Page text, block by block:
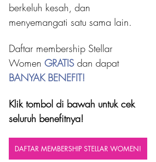
berkeluh kesah, dan
menyemangati satu sama lain.
Daftar membership Stellar
Women GRATIS dan dapat
BANYAK BENEFIT!
Klik tombol di bawah untuk cek
seluruh benefitnya!
DAFTAR MEMBERSHIP STELLAR WOMEN!